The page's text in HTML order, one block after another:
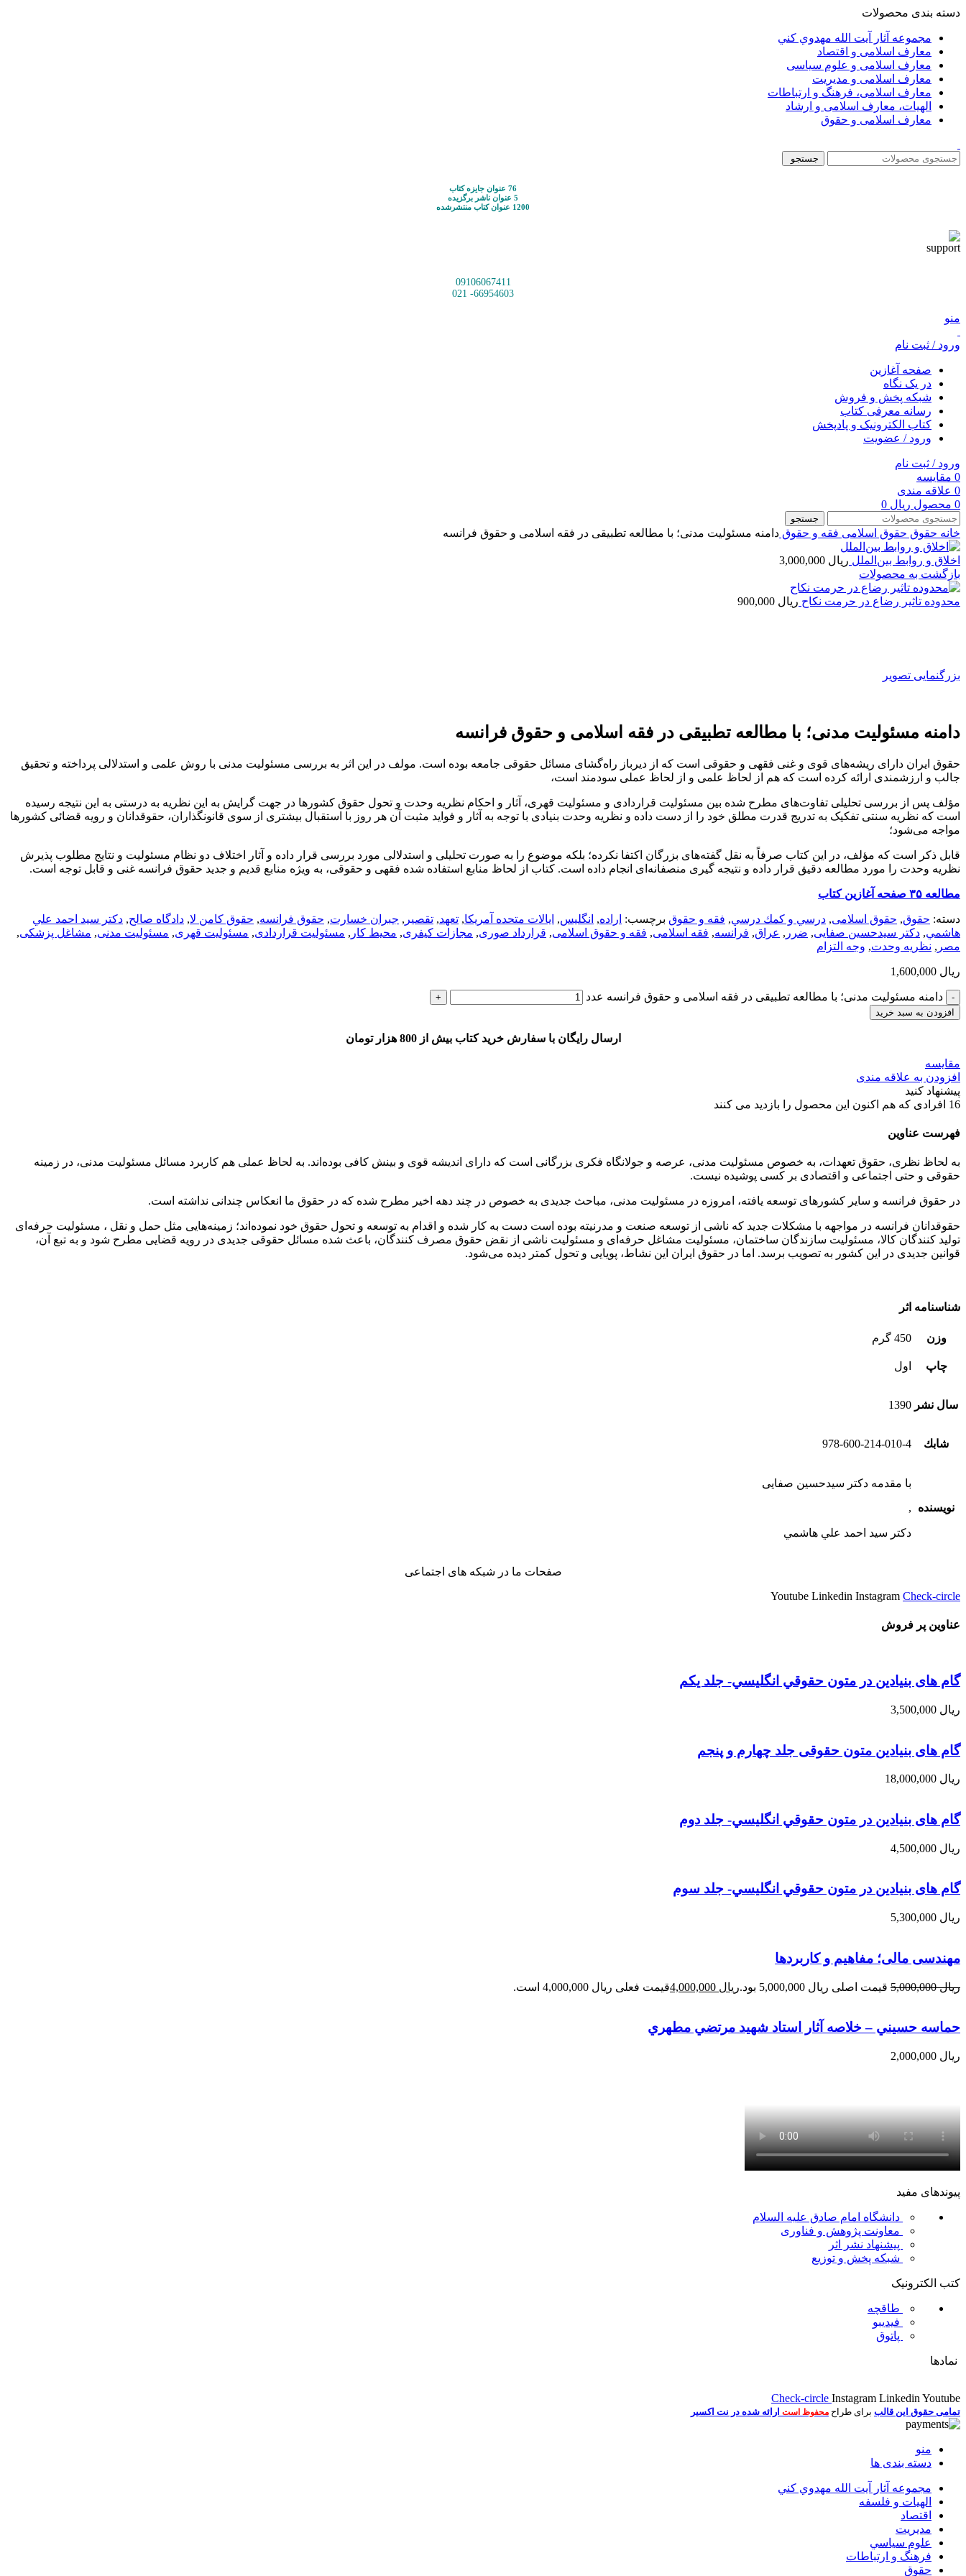
دسته بندی محصولات
مجموعه آثار آيت الله مهدوي كني
معارف اسلامی و اقتصاد
معارف اسلامی و علوم سیاسی
معارف اسلامی و مدیریت
معارف اسلامی، فرهنگ و ارتباطات
الهیات، معارف اسلامی و ارشاد
معارف اسلامی و حقوق
جستجو
76 عنوان جایزه کتاب
5 عنوان ناشر برگزیده
1200 عنوان کتاب منتشرشده
09106067411
66954603- 021
منو
ورود / ثبت نام
صفحه آغازین
در یک نگاه
شبکه پخش و فروش
رسانه معرفی کتاب
کتاب الکترونیک و پادپخش
ورود / عضویت
ورود / ثبت نام
0 مقایسه
0 علاقه مندی
0 محصول ریال
جستجو
خانه حقوق حقوق اسلامی فقه و حقوق دامنه مسئولیت مدنی؛ با مطالعه تطبیقی در فقه اسلامی و حقوق فرانسه
اخلاق و روابط بین‌الملل ریال
بازگشت به محصولات
محدوده تاثیر رضاع در حرمت نکاح ریال
بزرگنمایی تصویر
دامنه مسئولیت مدنی؛ با مطالعه تطبیقی در فقه اسلامی و حقوق فرانسه
حقوق ایران دارای ریشه‌های قوی و غنی فقهی و حقوقی است که از دیرباز راه‌گشای مسائل حقوقی جامعه بوده است. مولف در این اثر به بررسی مسئولیت مدنی با روش علمی و استدلالی پرداخته و تحقیق
جالب و ارزشمندی ارائه کرده است که هم از لحاظ علمی و از لحاظ عملی سودمند است،
مؤلف پس از بررسی تحلیلی تفاوت‌های مطرح شده بین مسئولیت قراردادی و مسئولیت قهری، آثار و احکام نظریه وحدت و تحول حقوق کشورها در جهت گرایش به این نظریه به درستی به این نتیجه رسیده
است که نظریه سنتی تفکیک به تدریج قدرت مطلق خود را از دست داده و نظریه وحدت بنیادی با توجه به آثار و فواید مثبت آن هر روز با استقبال بیشتری از سوی قانونگذاران، حقوقدانان و رویه قضائی کشورها
مواجه می‌شود؛
قابل ذکر است که مؤلف، در این کتاب صرفاً به نقل گفته‌های بزرگان اکتفا نکرده؛ بلکه موضوع را به صورت تحلیلی و استدلالی مورد بررسی قرار داده و آثار اختلاف دو نظام مسئولیت و نتایج مطلوب پذیرش
نظریه وحدت را مورد مطالعه دقیق قرار داده و نتیجه گیری منصفانه‌ای انجام داده است. کتاب از لحاظ منابع استفاده شده فقهی و حقوقی، به ویژه منابع قدیم و جدید حقوق فرانسه غنی و قابل توجه است.
مطالعه ۳۵ صفحه آغازین کتاب
دسته: حقوق, حقوق اسلامی, درسي و كمك درسي, فقه و حقوق برچسب: اراده, انگلیس, ایالات متحده آمریکا, تعهد, تقصیر , جبران خسارت, حقوق فرانسه, حقوق کامن لا, دادگاه صالح, دكتر سيد احمد علي
هاشمي, دکتر سیدحسین صفایی, ضرر , عراق, فرانسه, فقه اسلامی, فقه و حقوق اسلامی, قرارداد صوری, مجازات کیفری, محیط کار , مسئولیت قراردادی, مسئولیت قهری, مسئولیت مدنی, مشاغل پزشکی,
مصر , نظریه وحدت, وجه التزام
ریال
دامنه مسئولیت مدنی؛ با مطالعه تطبیقی در فقه اسلامی و حقوق فرانسه عدد
افزودن به سبد خرید
ارسال رایگان با سفارش خرید کتاب بیش از 800 هزار تومان
مقایسه
افزودن به علاقه مندی
پیشنهاد کنید
16 افرادی که هم اکنون این محصول را بازدید می کنند
فهرست عناوین
به لحاظ نظری، حقوق تعهدات، به خصوص مسئولیت مدنی، عرصه و جولانگاه فکری بزرگانی است که دارای اندیشه قوی و بینش کافی بوده‌اند. به لحاظ عملی هم کاربرد مسائل مسئولیت مدنی، در زمینه
حقوقی و حتی اجتماعی و اقتصادی بر کسی پوشیده نیست.
در حقوق فرانسه و سایر کشورهای توسعه یافته، امروزه در مسئولیت مدنی، مباحث جدیدی به خصوص در چند دهه اخیر مطرح شده که در حقوق ما انعکاس چندانی نداشته است.
حقوقدانان فرانسه در مواجهه با مشکلات جدید که ناشی از توسعه صنعت و مدرنیته بوده است دست به کار شده و اقدام به توسعه و تحول حقوق خود نموده‌اند؛ زمینه‌هایی مثل حمل و نقل ، مسئولیت حرفه‌ای
تولید کنندگان کالا، مسئولیت سازندگان ساختمان، مسئولیت مشاغل حرفه‌ای و مسئولیت ناشی از نقض حقوق مصرف کنندگان، باعث شده مسائل حقوقی جدیدی در رویه قضایی مطرح شود و به تبع آن،
قوانین جدیدی در این کشور به تصویب برسد. اما در حقوق ایران این نشاط، پویایی و تحول کمتر دیده می‌شود.
شناسنامه اثر
وزن 450 گرم
چاپ اول
سال نشر 1390
شابك 978-600-214-010-4
نویسنده
با مقدمه دکتر سیدحسین صفایی
,
دكتر سيد احمد علي هاشمي
صفحات ما در شبکه های اجتماعی
Youtube Linkedin Instagram Check-circle
عناوین پر فروش
گام های بنیادین در متون حقوقي انگليسي- جلد يكم
ریال
گام های بنیادین متون حقوقی جلد چهارم و پنجم
ریال
گام های بنیادین در متون حقوقي انگليسي- جلد دوم
ریال
گام های بنیادین در متون حقوقي انگليسي- جلد سوم
ریال
مهندسی مالی؛ مفاهیم و کاربردها
ریال5,000,000 قیمت اصلی ریال 5,000,000 بود. ریال قیمت فعلی ریال 4,000,000 است.
حماسه حسيني – خلاصه آثار استاد شهيد مرتضي مطهري
ریال
پیوندهای مفید
دانشگاه امام صادق علیه السلام
معاونت پژوهش و فناوری
پیشنهاد نشر اثر
شبکه پخش و توزیع
کتب الکترونیک
طاقچه
فیدیبو
پاتوق
نمادها
Check-circle Instagram Linkedin Youtube
تمامی حقوق این قالب برای طراح محفوظ است ارائه شده در نت اکسیر
منو
دسته بندی ها
مجموعه آثار آيت الله مهدوي كني
الهیات و فلسفه
اقتصاد
مديريت
علوم سياسي
فرهنگ و ارتباطات
حقوق